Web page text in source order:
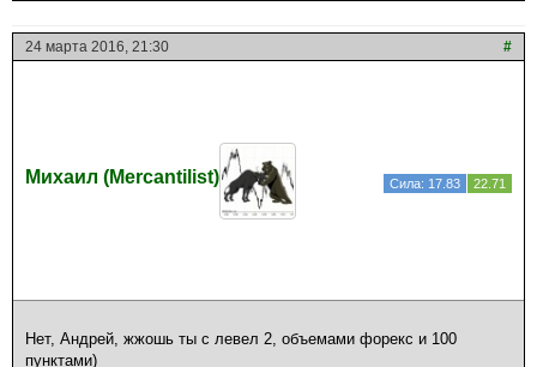
24 марта 2016, 21:30 #
Михаил (Mercantilist) Сила: 17.83 22.71
Нет, Андрей, жжошь ты с левел 2, объемами форекс и 100
пунктами)